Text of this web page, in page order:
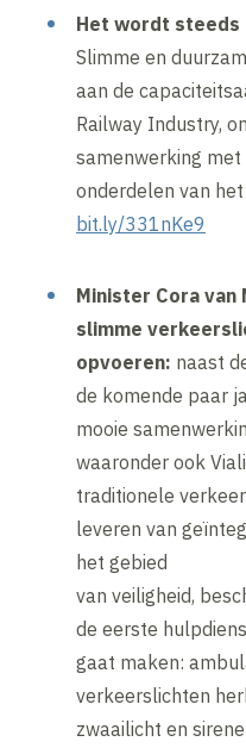
Het wordt
Slimme en
aan de
Railway Industry,
samenwerking
onderdelen van
bit.ly/331nKe9
Minister Cora van
slimme
opvoeren: naast
de komende paar
mooie
waaronder ook
traditionele
leveren van
het gebied
van veiligheid,
de eerste
gaat maken:
verkeerslichten
zwaailicht en